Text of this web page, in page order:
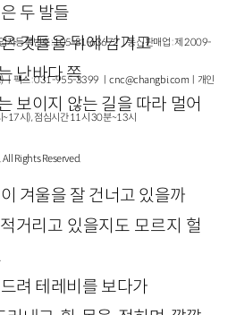
두 발들
것들을 뒤에 남기고
난바다 쪽
보이지 않는 길을 따라 멀어
겨울을 잘 건너고 있을까
거리고 있을지도 모르지 헐
려 테레비를 보다가
업자등록번호 : 105-81-63672ㅣ통신판매업 : 제 2009-
)ㅣ팩스 : 031-955-3399 ㅣcnc@changbi.com ㅣ개인
시), 점심시간 11시 30분~13시
Rights Reserved.